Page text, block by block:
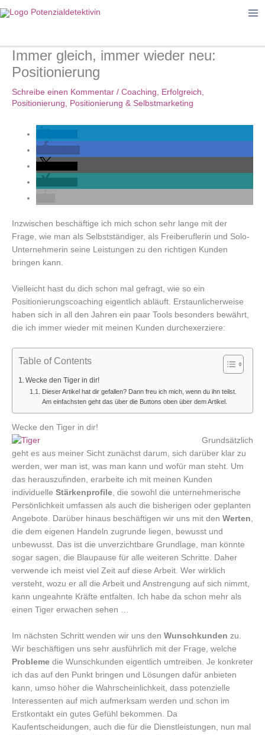
Inhalt
Immer gleich, immer wieder neu:
Positionierung
Schreibe einen Kommentar / Coaching, Erfolgreich,
Positionierung, Positionierung & Selbstmarketing
Inzwischen beschäftige ich mich schon sehr lange mit der
Frage, wie man als Selbstständiger, als Freiberuflerin und Solo-
Unternehmerin seine Leistungen zu den richtigen Kunden
bringen kann.
Vielleicht hast du dich schon mal gefragt, wie so ein
Positionierungscoaching eigentlich abläuft. Erstaunlicherweise
haben sich in all den Jahren ein paar Tools besonders bewährt,
die ich immer wieder mit meinen Kunden durchexerziere:
Table of Contents
Wecke den Tiger in dir!
Dieser Artikel hat dir gefallen? Dann freu ich mich, wenn du ihn teilst.
Am einfachsten geht das über die Buttons oben über dem Artikel.
Wecke den Tiger in dir!
Grundsätzlich
geht es aus meiner Sicht zunächst darum, sich darüber klar zu
werden, wer man ist, was man kann und wofür man steht. Um
das herauszufinden, erarbeite ich mit meinen Kunden
individuelle Stärkenprofile, die sowohl die unternehmerische
Persönlichkeit umfassen als auch die bisherigen oder geplanten
Angebote. Darüber hinaus beschäftigen wir uns mit den Werten,
die dem eigenen Handeln zugrunde liegen, bewusst und
unbewusst. Das ist die unverzichtbare Grundlage, man könnte
sogar sagen, die Blaupause für alle weiteren Schritte. Daher
verwende ich meist viel Zeit auf diese Arbeit. Wer wirklich
versteht, wozu er all die Arbeit und Anstrengung auf sich nimmt,
kann ungeahnte Kräfte entfalten. Ich habe da schon mehr als
einen Tiger erwachen sehen …
Im nächsten Schritt wenden wir uns den Wunschkunden zu.
Wir beschäftigen uns sehr ausführlich mit der Frage, welche
Probleme die Wunschkunden eigentlich umtreiben. Je konkreter
ich das auf den Punkt bringen und Lösungen dafür anbieten
kann, umso höher die Wahrscheinlichkeit, dass potenzielle
Interessenten auf mich aufmerksam werden und schon im
Erstkontakt ein gutes Gefühl bekommen. Da
Kaufentscheidungen, auch die für die Dienstleistungen, nun mal